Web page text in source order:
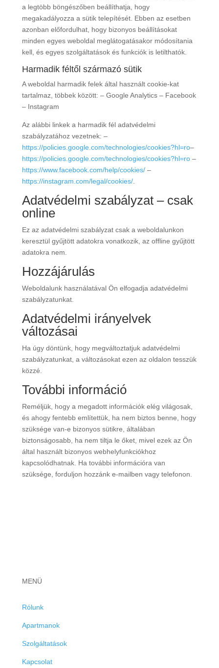
a legtöbb böngészőben beállíthatja, hogy
megakadályozza a sütik telepítését. Ebben az esetben
azonban előfordulhat, hogy bizonyos beállításokat
minden egyes weboldal meglátogatásakor módosítania
kell, és egyes szolgáltatások és funkciók is letilthatók.
Harmadik féltől származó sütik
A weboldal harmadik felek által használt cookie-kat
tartalmaz, többek között: – Google Analytics – Facebook
– Instagram
Az alábbi linkek a harmadik fél adatvédelmi
szabályzatához vezetnek: –
https://policies.google.com/technologies/cookies?hl=ro–
https://policies.google.com/technologies/cookies?hl=ro–
https://www.facebook.com/help/cookies/–
https://instagram.com/legal/cookies/.
Adatvédelmi szabályzat – csak
online
Ez az adatvédelmi szabályzat csak a weboldalunkon
keresztül gyűjtött adatokra vonatkozik, az offline gyűjtött
adatokra nem.
Hozzájárulás
Weboldalunk használatával Ön elfogadja adatvédelmi
szabályzatunkat.
Adatvédelmi irányelvek
változásai
Ha úgy döntünk, hogy megváltoztatjuk adatvédelmi
szabályzatunkat, a változásokat ezen az oldalon tesszük
közzé.
További információ
Reméljük, hogy a megadott információk elég világosak,
és ahogy fentebb említettük, ha nem biztos benne, hogy
szüksége van-e bizonyos sütikre, általában
biztonságosabb, ha nem tiltja le őket, mivel ezek az Ön
által használt bizonyos webhelyfunkciókhoz
kapcsolódhatnak. Ha további információra van
szüksége, forduljon hozzánk e-mailben vagy telefonon.
MENÜ
Rólunk
Apartmanok
Szolgáltatások
Kapcsolat